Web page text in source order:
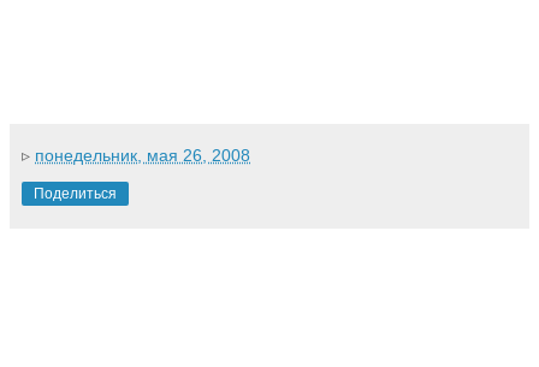
▹ понедельник, мая 26, 2008
Поделиться